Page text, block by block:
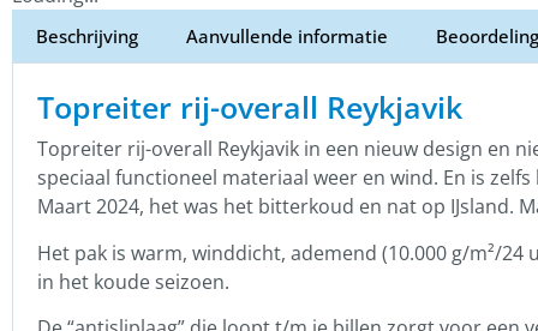
Beschrijving Aanvullende informatie
Topreiter rij-overall Reykjavik
Topreiter rij-overall Reykjavik in een nieuw design en
speciaal functioneel materiaal weer en wind. En is
Maart 2024, het was het bitterkoud en nat op IJsland.
Het pak is warm, winddicht, ademend (10.000 g/m²/
in het koude seizoen.